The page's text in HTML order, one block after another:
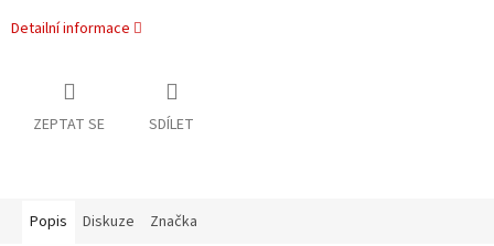
Detailní informace
ZEPTAT SE SDÍLET
Popis Diskuze Značka